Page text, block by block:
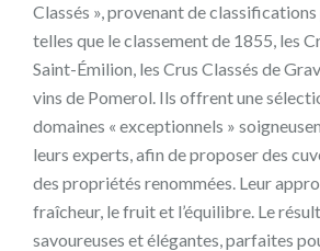
Classés », provenant de
telles que le classement de 1855, les
Saint-Émilion, les Crus Classés de
vins de Pomerol. Ils offrent une
domaines « exceptionnels »
leurs experts, afin de proposer des
des propriétés renommées. Leur
fraîcheur, le fruit et l’équilibre. Le
savoureuses et élégantes, parfaites